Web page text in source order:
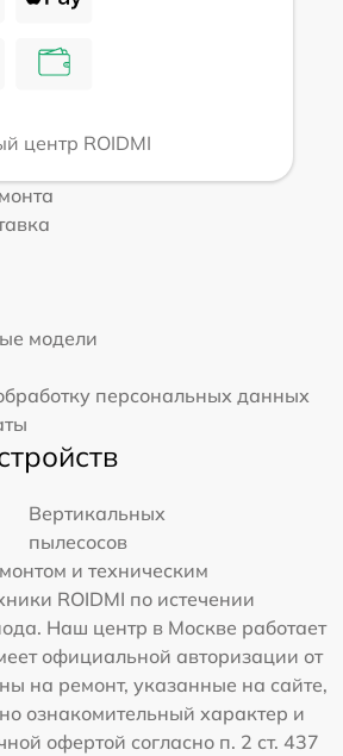
центр ROIDMI
модели
персональных данных
Вертикальных
пылесосов
и техническим
ROIDMI по истечении
Наш центр в Москве работает
официальной авторизации от
на ремонт, указанные на сайте,
ознакомительный характер и
офертой согласно п. 2 ст. 437